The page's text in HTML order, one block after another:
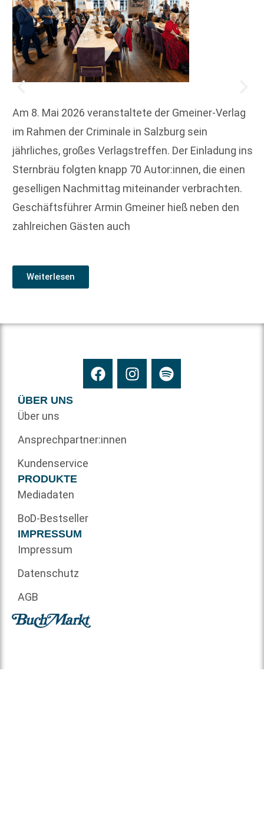
Am 8. Mai 2026 veranstaltete der Gmeiner-Verlag
im Rahmen der Criminale in Salzburg sein
jährliches, großes Verlagstreffen. Der Einladung ins
Sternbräu folgten knapp 70 Autor:innen, die einen
geselligen Nachmittag miteinander verbrachten.
Geschäftsführer Armin Gmeiner hieß neben den
zahlreichen Gästen auch
Weiterlesen
ÜBER UNS
Über uns
Ansprechpartner:innen
Kundenservice
PRODUKTE
Mediadaten
BoD-Bestseller
IMPRESSUM
Impressum
Datenschutz
AGB